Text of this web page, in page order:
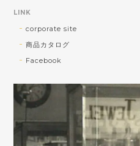
した！大切に使います！
お気に召していた
す！ 私自身がオー
っ!!と思ってしま
送を心がけており
LINK
corporate site
商品カタログ
Facebook